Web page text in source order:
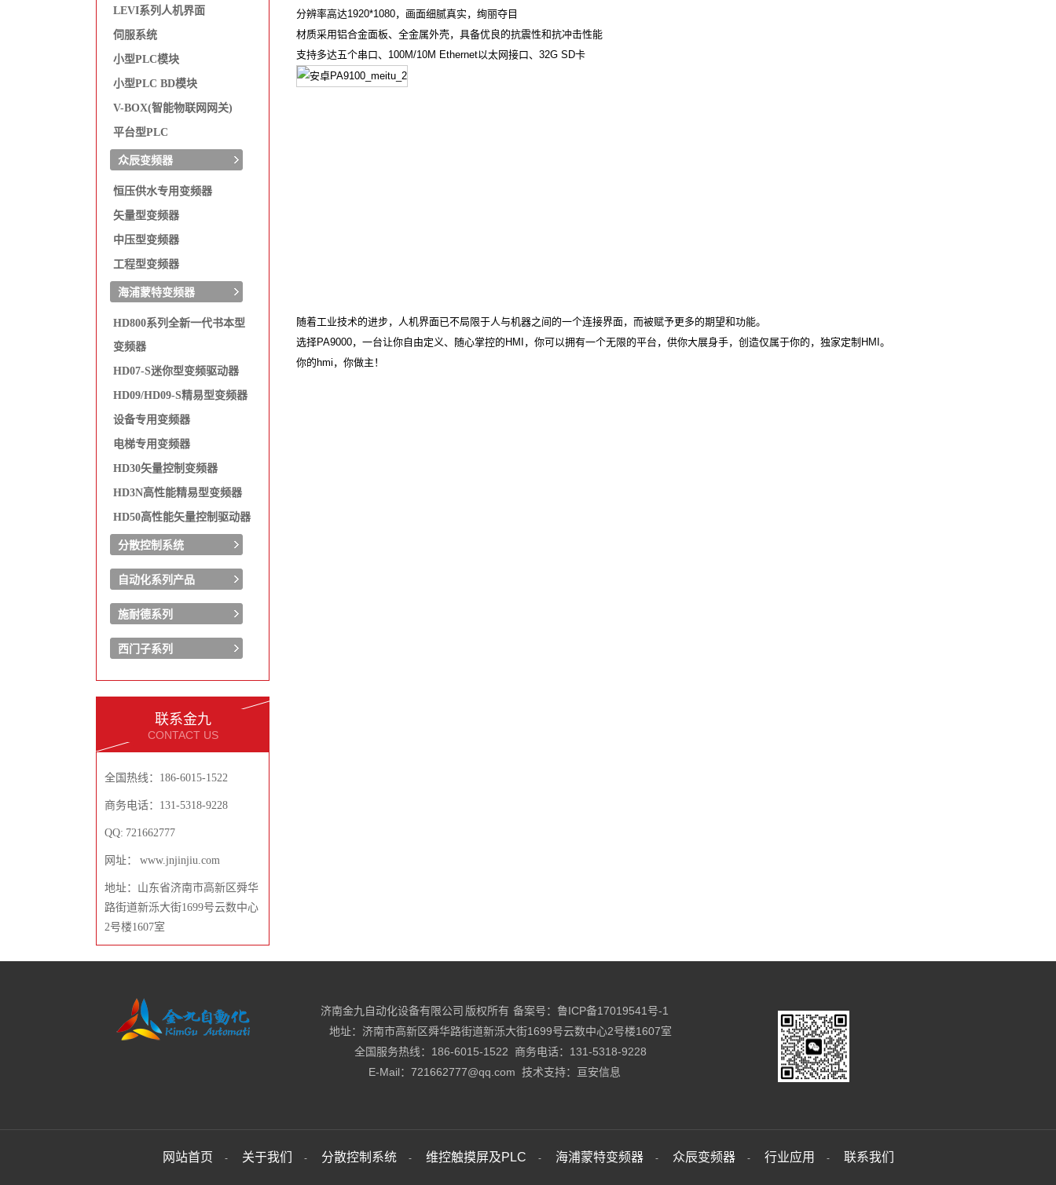
分辨率高达1920*1080，画面细腻真实，绚丽夺目
材质采用铝合金面板、全金属外壳，具备优良的抗震性和抗冲击性能
支持多达五个串口、100M/10M Ethernet以太网接口、32G SD卡
随着工业技术的进步，人机界面已不局限于人与机器之间的一个连接界面，而被赋予更多的期望和功能。
选择PA9000，一台让你自由定义、随心掌控的HMI，你可以拥有一个无限的平台，供你大展身手，创造仅属于你的，独家定制HMI。
你的hmi，你做主！
LEVI系列人机界面
伺服系统
小型PLC模块
小型PLC BD模块
V-BOX(智能物联网网关)
平台型PLC
众辰变频器
恒压供水专用变频器
矢量型变频器
中压型变频器
工程型变频器
海浦蒙特变频器
HD800系列全新一代书本型
变频器
HD07-S迷你型变频驱动器
HD09/HD09-S精易型变频器
设备专用变频器
电梯专用变频器
HD30矢量控制变频器
HD3N高性能精易型变频器
HD50高性能矢量控制驱动器
分散控制系统
自动化系列产品
施耐德系列
西门子系列
联系金九
CONTACT US
全国热线：186-6015-1522
商务电话：131-5318-9228
QQ: 721662777
网址： www.jnjinjiu.com
地址：山东省济南市高新区舜华
路街道新泺大街1699号云数中心
2号楼1607室
济南金九自动化设备有限公司 版权所有 备案号： 鲁ICP备17019541号-1
地址：济南市高新区舜华路街道新泺大街1699号云数中心2号楼1607室
全国服务热线：186-6015-1522 商务电话：131-5318-9228
E-Mail：721662777@qq.com 技术支持： 亘安信息
网站首页 - 关于我们 - 分散控制系统 - 维控触摸屏及PLC - 海浦蒙特变频器 - 众辰变频器 - 行业应用 - 联系我们